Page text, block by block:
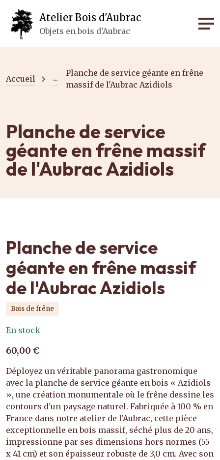
Atelier Bois d'Aubrac
Objets en bois d'Aubrac
Accueil ...
Planche de service géante en frêne
massif de l'Aubrac Azidiols
Planche de service
géante en frêne massif
de l'Aubrac Azidiols
Planche de service
géante en frêne massif
de l'Aubrac Azidiols
Bois de frêne
En stock
60,00 €
Déployez un véritable panorama gastronomique
avec la planche de service géante en bois « Azidiols
», une création monumentale où le frêne dessine les
contours d'un paysage naturel. Fabriquée à 100 % en
France dans notre atelier de l'Aubrac, cette pièce
exceptionnelle en bois massif, séché plus de 20 ans,
impressionne par ses dimensions hors normes (55
x 41 cm) et son épaisseur robuste de 3,0 cm. Avec son